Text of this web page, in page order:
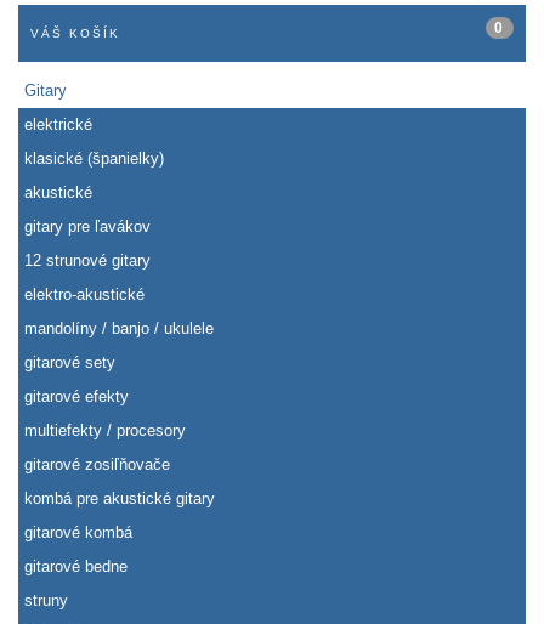
VÁŠ KOŠÍK 0
Gitary
elektrické
klasické (španielky)
akustické
gitary pre ľavákov
12 strunové gitary
elektro-akustické
mandolíny / banjo / ukulele
gitarové sety
gitarové efekty
multiefekty / procesory
gitarové zosiľňovače
kombá pre akustické gitary
gitarové kombá
gitarové bedne
struny